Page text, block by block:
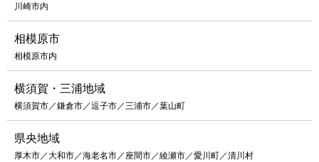
川崎市内
相模原市
相模原市内
横須賀・三浦地域
横須賀市／鎌倉市／逗子市／三浦市／葉山町
県央地域
厚木市／大和市／海老名市／座間市／綾瀬市／愛川町／清川村